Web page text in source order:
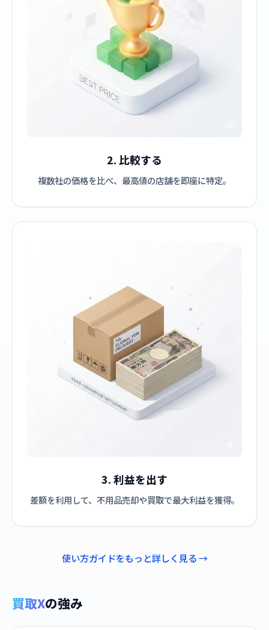
2. 比較する
複数社の価格を比べ、最高値の店舗を即座に特定。
3. 利益を出す
差額を利用して、不用品売却や買取で最大利益を獲得。
使い方ガイドをもっと詳しく見る →
買取Xの強み